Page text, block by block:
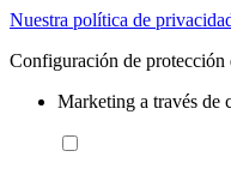
Nuestra política de
Configuración de protección
Marketing a través de